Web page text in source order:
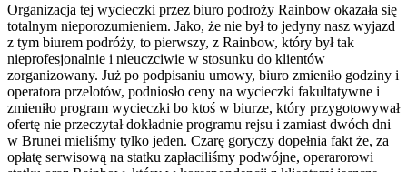
Organizacja tej wycieczki przez biuro podroży Rainbow okazała się
totalnym nieporozumieniem. Jako, że nie był to jedyny nasz wyjazd
z tym biurem podróży, to pierwszy, z Rainbow, który był tak
nieprofesjonalnie i nieuczciwie w stosunku do klientów
zorganizowany. Już po podpisaniu umowy, biuro zmieniło godziny i
operatora przelotów, podniosło ceny na wycieczki fakultatywne i
zmieniło program wycieczki bo ktoś w biurze, który przygotowywał
ofertę nie przeczytał dokładnie programu rejsu i zamiast dwóch dni
w Brunei mieliśmy tylko jeden. Czarę goryczy dopełnia fakt że, za
opłatę serwisową na statku zapłaciliśmy podwójne, operarorowi